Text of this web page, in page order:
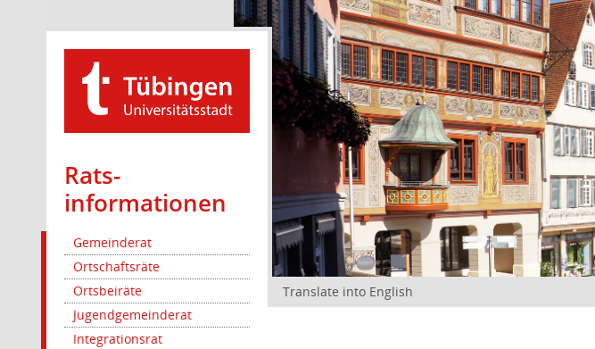
Rats­
informationen
Gemeinderat
Ortschaftsräte
Ortsbeiräte
Jugendgemeinderat
Integrationsrat
Translate into English